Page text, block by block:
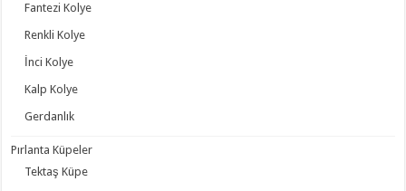
Fantezi Kolye
Renkli Kolye
İnci Kolye
Kalp Kolye
Gerdanlık
Pırlanta Küpeler
Tektaş Küpe